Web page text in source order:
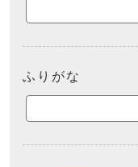
ふりがな